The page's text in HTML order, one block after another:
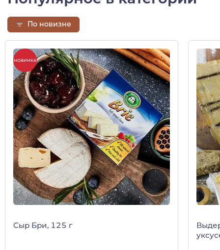
По новизне
НОВИНКА
Сыр Бри, 125 г